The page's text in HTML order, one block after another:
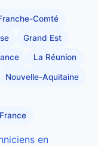
Comté
Grand Est
La Réunion
Nouvelle-Aquitaine
en